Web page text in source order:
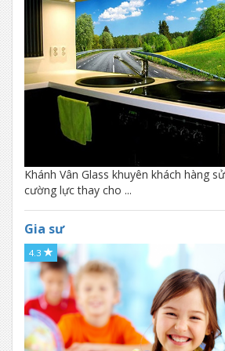
Khánh Vân Glass khuyên khách hàng
cường lực thay cho ...
Gia sư
4.3